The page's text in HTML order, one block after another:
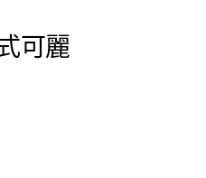
可麗